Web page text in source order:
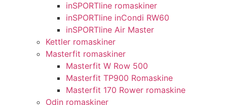
inSPORTline romaskiner
inSPORTline inCondi RW60
inSPORTline Air Master
Kettler romaskiner
Masterfit romaskiner
Masterfit W Row 500
Masterfit TP900 Romaskine
Masterfit 170 Rower romaskine
Odin romaskiner